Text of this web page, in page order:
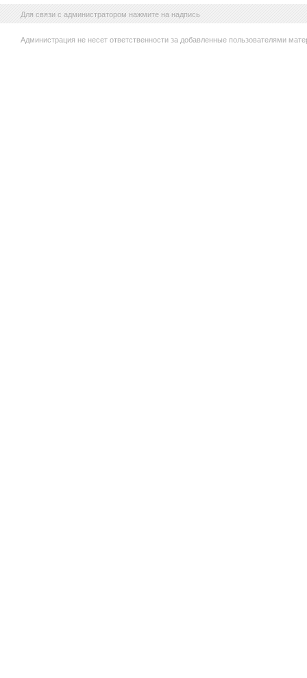
Для связи с администратором нажмите на надпись
Администрация не несет ответственности за добавленные пользователями